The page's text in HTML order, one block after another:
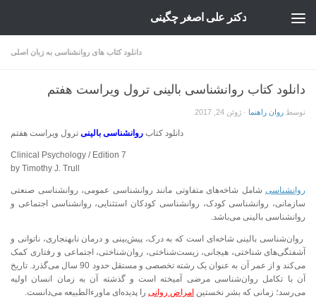
دکتر علی اصغر چگینی
دانلود کتاب های روانشناسی به زبان اصلی
دانلود کتاب روانشناسی بالینی ترول ویراست هفتم
توسط روان راهنما · ژوئن 24, 2017
دانلود کتاب روانشناسی بالینی ترول ویراست هفتم
Clinical Psychology / Edition 7
by Timothy J. Trull
روانشناسی شامل شاخه‌های متفاوتی مانند روانشناسی عمومی، روانشناسی صنعتی
سازمانی، روانشناسی کودک، روانشناسی کودکان استثنایی، روانشناسی اجتماعی و
روانشناسی بالینی می‌باشد.
روان‌شناسی بالینی شاخه‌ای است که به درک، پیش‌بینی و درمان نابهنجاری، ناتوانی و
آشفتگی‌های شناختی، هیجانی، زیست‌شناختی، روان‌شناختی، اجتماعی و رفتاری کمک
می‌کند و از عمر آن به عنوان یک رشته تخصصی و مستقل حدود 90 سال می‌گذرد. تاریخ
آن با تکامل روان‌شناسی مرضی آمیخته است و گذشته آن به زمان انسان اولیه
می‌رسد؛ زمانی که بشر نخستین امراض روانی را پدیده‌ای ماورءالطبیعه می‌دانست.